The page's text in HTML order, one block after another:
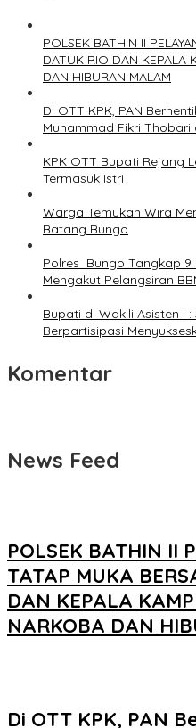
POLSEK BATHIN II
DATUK RIO DAN KEPALA
DAN HIBURAN MALAM
Di OTT KPK, PAN
Muhammad Fikri
KPK OTT Bupati Rejang
Termasuk Istri
Warga Temukan Wira
Batang Bungo
Polres Bungo Tangkap
Mengakut Pelangsiran
Bupati di Wakili Asisten I
Berpartisipasi
Komentar
News Feed
POLSEK BATHIN II
TATAP MUKA
DAN KEPALA
NARKOBA DAN
Di OTT KPK, PAN